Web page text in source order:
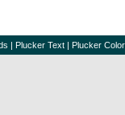
| Plucker Text | Plucker Color